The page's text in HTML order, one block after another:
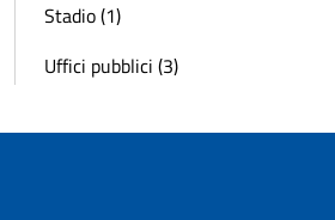
Stadio (1)
Uffici pubblici (3)